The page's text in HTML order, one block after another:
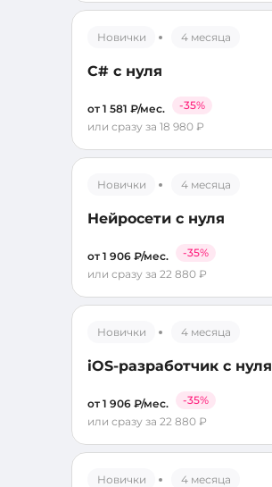
Новички 4 месяца
C# с нуля
от 1 581 ₽/мес.
-35%
или сразу за 18 980 ₽
Новички 4 месяца
Нейросети с нуля
от 1 906 ₽/мес.
-35%
или сразу за 22 880 ₽
Новички 4 месяца
iOS-разработчик с нуля
от 1 906 ₽/мес.
-35%
или сразу за 22 880 ₽
Новички 4 месяца